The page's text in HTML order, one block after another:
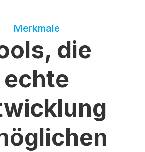
Merkmale
die
echte